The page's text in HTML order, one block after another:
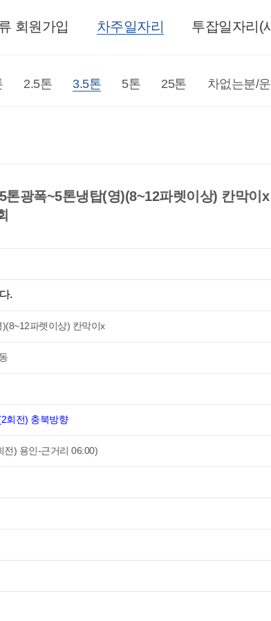
투잡일자리(
차주일자리
회원가입
2.5톤 3.5톤 5톤 25톤 차없는분/
광폭~5톤냉탑(영)(8~12파렛이상) 칸막이
.
파렛이상) 칸막이x
회전) 충북방향
전) 용인-근거리 06:00)